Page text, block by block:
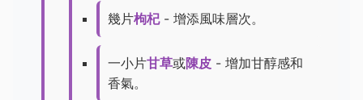
幾片枸杞- 增添風味層次。
一小片甘草或陳皮 - 增加甘醇感和
香氣。